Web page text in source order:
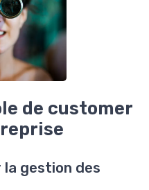
de customer
la gestion des